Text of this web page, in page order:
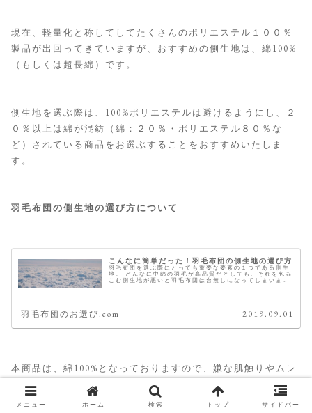
現在、軽量化と称してしてたくさんのポリエステル１００％
製品が出回ってきていますが、おすすめの側生地は、綿100%
（もしくは超長綿）です。
側生地を選ぶ際は、100%ポリエステルは避けるようにし、２
０％以上は綿が混紡（綿：２０％・ポリエステル８０％な
ど）されている商品をお選ぶすることをおすすめいたしま
す。
羽毛布団の側生地の選び方について
こんなに簡単だった！羽毛布団の側生地の選び方
羽毛布団を選ぶ際にとっても重要な要素の１つである側生
地。 どんなに中綿の羽毛が高品質だとしても、それを包み
こむ側生地が悪いと羽毛布団は台無しになってしまいま
羽毛布団のお選び.com 2019.09.01
本商品は、綿100%となっておりますので、嫌な肌触りやムレ
感を感じることなく眠りにつくことができるでしょう。
メニュー ホーム 検索 トップ サイドバー